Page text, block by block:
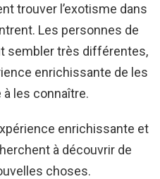
trouver l’exotisme dans
Les personnes de
sembler très différentes,
enrichissante de les
les connaître.
enrichissante et
à découvrir de
choses.